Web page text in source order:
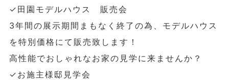
✓田園モデルハウス 販売会
3年間の展示期間まもなく終了の為、モデルハウス
を特別価格にて販売致します！
高性能でおしゃれなお家の見学に来ませんか？
✓お施主様邸見学会